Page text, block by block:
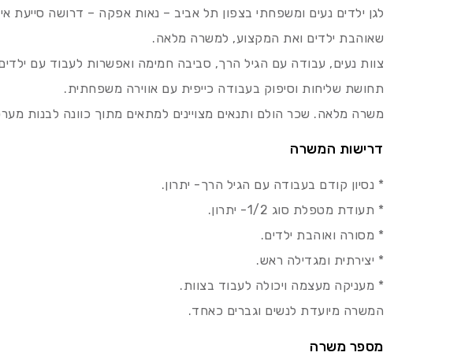
לגן ילדים נעים ומשפחתי בצפון תל אביב – נאות אפקה – דרושה סייעת
שאוהבת ילדים ואת המקצוע, למשרה מלאה.
צוות נעים, עבודה עם הגיל הרך, סביבה חמימה ואפשרות לעבוד עם
תחושת שליחות וסיפוק בעבודה כייפית עם אווירה משפחתית.
משרה מלאה. שכר הולם ותנאים מצויינים למתאים מתוך כוונה לבנות
דרישות המשרה
* נסיון קודם בעבודה עם הגיל הרך- יתרון.
* תעודת מטפלת סוג 1/2- יתרון.
* מסורה ואוהבת ילדים.
* יצירתית ומגדילה ראש.
* מעניקה מעצמה ויכולה לעבוד בצוות.
המשרה מיועדת לנשים וגברים כאחד.
מספר משרה